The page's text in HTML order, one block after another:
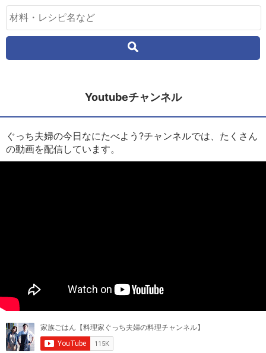
Youtubeチャンネル
ぐっち夫婦の今日なにたべよう?チャンネルでは、たくさん
の動画を配信しています。